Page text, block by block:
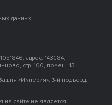
данных
адрес: 143084,
стр. 100, помещ. 13
«Империя», 3-й подъезд,
на сайте не является